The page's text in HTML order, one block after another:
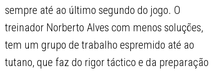
sempre até ao último segundo do jogo. O
treinador Norberto Alves com menos soluções,
tem um grupo de trabalho espremido até ao
tutano, que faz do rigor táctico e da preparação